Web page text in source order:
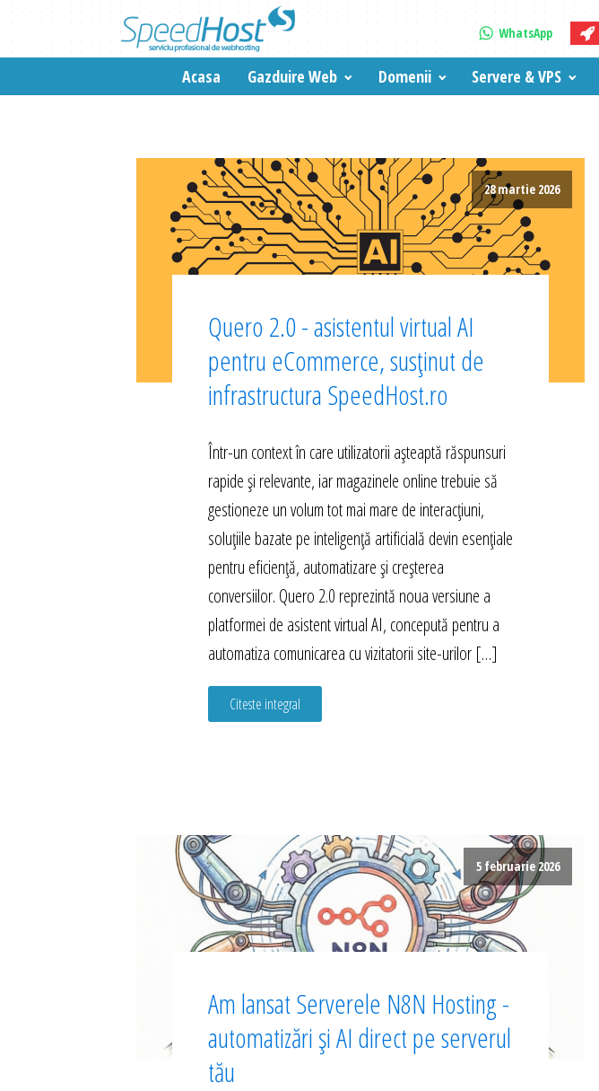
WhatsApp
Acasa Gazduire Web Domenii Servere & VPS
28 martie 2026
Quero 2.0 - asistentul virtual AI
pentru eCommerce, susținut de
infrastructura SpeedHost.ro
Într-un context în care utilizatorii așteaptă răspunsuri
rapide și relevante, iar magazinele online trebuie să
gestioneze un volum tot mai mare de interacțiuni,
soluțiile bazate pe inteligență artificială devin esențiale
pentru eficiență, automatizare și creșterea
conversiilor. Quero 2.0 reprezintă noua versiune a
platformei de asistent virtual AI, concepută pentru a
automatiza comunicarea cu vizitatorii site-urilor […]
Citeste integral
5 februarie 2026
Am lansat Serverele N8N Hosting -
automatizări și AI direct pe serverul
tău